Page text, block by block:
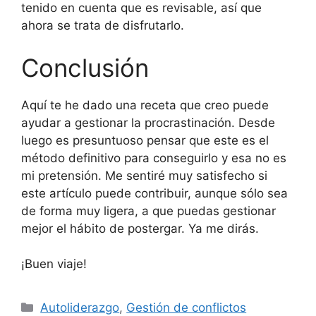
tenido en cuenta que es revisable, así que
ahora se trata de disfrutarlo.
Conclusión
Aquí te he dado una receta que creo puede
ayudar a gestionar la procrastinación. Desde
luego es presuntuoso pensar que este es el
método definitivo para conseguirlo y esa no es
mi pretensión. Me sentiré muy satisfecho si
este artículo puede contribuir, aunque sólo sea
de forma muy ligera, a que puedas gestionar
mejor el hábito de postergar. Ya me dirás.
¡Buen viaje!
Categorías
Autoliderazgo, Gestión de conflictos